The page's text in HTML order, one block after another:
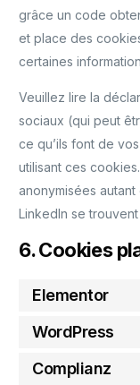
grâce un code
et place des
certaines
Veuillez lire la
sociaux (qui peut
ce qu’ils font de
utilisant ces
anonymisées
LinkedIn se trouvent
6. Cookies
Elementor
WordPress
Complianz